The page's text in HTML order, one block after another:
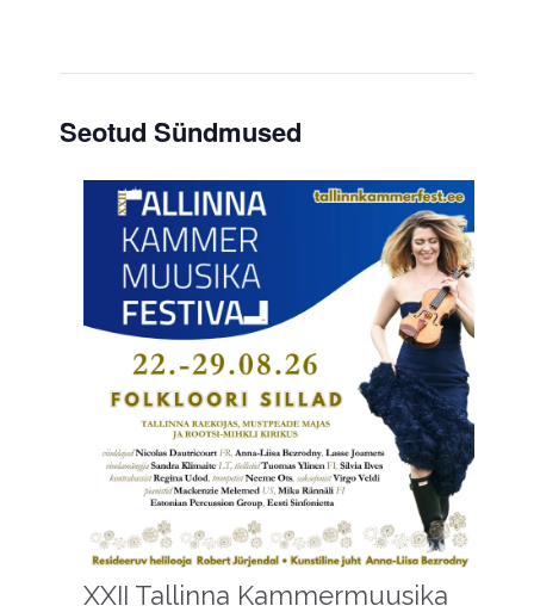
Seotud Sündmused
XXII Tallinna Kammermuusika